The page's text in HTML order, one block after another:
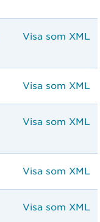
Visa som XML
Visa som XML
Visa som XML
Visa som XML
Visa som XML